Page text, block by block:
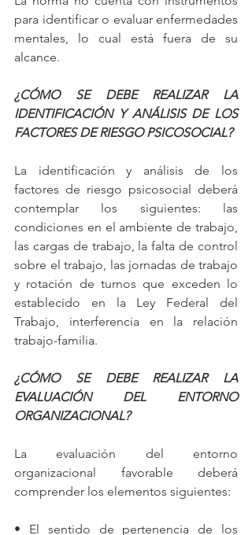
para identificar o evaluar enfermedades
mentales, lo cual está fuera de su
alcance.
¿CÓMO SE DEBE REALIZAR LA
IDENTIFICACIÓN Y ANÁLISIS DE LOS
FACTORES DE RIESGO PSICOSOCIAL?
La identificación y análisis de los
factores de riesgo psicosocial deberá
contemplar los siguientes: las
condiciones en el ambiente de trabajo,
las cargas de trabajo, la falta de control
sobre el trabajo, las jornadas de trabajo
y rotación de turnos que exceden lo
establecido en la Ley Federal del
Trabajo, interferencia en la relación
trabajo-familia.
¿CÓMO SE DEBE REALIZAR LA
EVALUACIÓN DEL ENTORNO
ORGANIZACIONAL?
La evaluación del entorno
organizacional favorable deberá
comprender los elementos siguientes:
• El sentido de pertenencia de los